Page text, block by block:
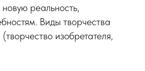
реальность,
Виды творчества
изобретателя,